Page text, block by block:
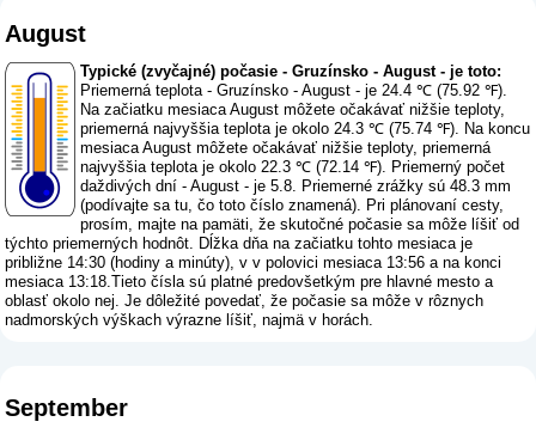
August
Typické (zvyčajné) počasie - Gruzínsko - August - je toto:
Priemerná teplota - Gruzínsko - August - je 24.4 ℃ (75.92 ℉).
Na začiatku mesiaca August môžete očakávať nižšie teploty,
priemerná najvyššia teplota je okolo 24.3 ℃ (75.74 ℉). Na koncu
mesiaca August môžete očakávať nižšie teploty, priemerná
najvyššia teplota je okolo 22.3 ℃ (72.14 ℉). Priemerný počet
daždivých dní - August - je 5.8. Priemerné zrážky sú 48.3 mm
(podívajte sa tu, čo toto číslo znamená). Pri plánovaní cesty,
prosím, majte na pamäti, že skutočné počasie sa môže líšiť od
týchto priemerných hodnôt. Dĺžka dňa na začiatku tohto mesiaca je
približne 14:30 (hodiny a minúty), v v polovici mesiaca 13:56 a na konci
mesiaca 13:18.Tieto čísla sú platné predovšetkým pre hlavné mesto a
oblasť okolo nej. Je dôležité povedať, že počasie sa môže v rôznych
nadmorských výškach výrazne líšiť, najmä v horách.
September